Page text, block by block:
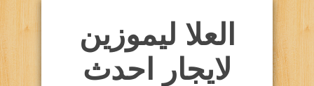
العلا ليموزين
لايجار احدث